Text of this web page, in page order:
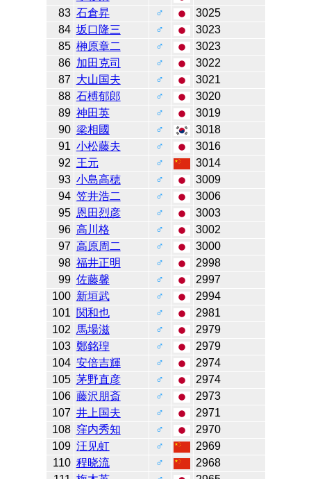
83 石倉昇 ♂
3025
84 坂口隆三 ♂
3023
85 榊原章二 ♂
3023
86 加田克司 ♂
3022
87 大山国夫 ♂
3021
88 石榑郁郎 ♂
3020
89 神田英 ♂
3019
90 梁相國 ♂
3018
91 小松藤夫 ♂
3016
92 王元 ♂
3014
93 小島高穂 ♂
3009
94 笠井浩二 ♂
3006
95 恩田烈彦 ♂
3003
96 高川格 ♂
3002
97 高原周二 ♂
3000
98 福井正明 ♂
2998
99 佐藤馨 ♂
2997
100 新垣武 ♂
2994
101 関和也 ♂
2981
102 馬場滋 ♂
2979
103 鄭銘瑝 ♂
2979
104 安倍吉輝 ♂
2974
105 茅野直彦 ♂
2974
106 藤沢朋斎 ♂
2973
107 井上国夫 ♂
2971
108 窪内秀知 ♂
2970
109 汪见虹 ♂
2969
110 程晓流 ♂
2968